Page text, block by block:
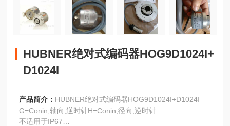
HUBNER绝对式编码器HOG9D1024I+
D1024I
产品简介： HUBNER绝对式编码器HOG9D1024I+D1024I
G=Conin,轴向,逆时针H=Conin,径向,逆时针
不适用于IP67